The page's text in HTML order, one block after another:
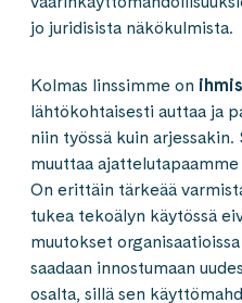
jo juridisista näkökulmista.
Kolmas linssimme on
lähtökohtaisesti auttaa ja
niin työssä kuin arjessakin.
muuttaa
On erittäin tärkeää
tukea tekoälyn käytössä
muutokset
saadaan innostumaan
osalta, sillä sen